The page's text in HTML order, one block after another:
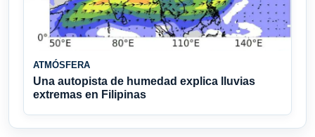
ATMÓSFERA
Una autopista de humedad explica lluvias
extremas en Filipinas